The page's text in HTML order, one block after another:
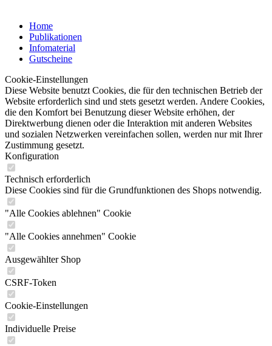
Home
Publikationen
Infomaterial
Gutscheine
Cookie-Einstellungen
Diese Website benutzt Cookies, die für den technischen Betrieb der
Website erforderlich sind und stets gesetzt werden. Andere Cookies,
die den Komfort bei Benutzung dieser Website erhöhen, der
Direktwerbung dienen oder die Interaktion mit anderen Websites
und sozialen Netzwerken vereinfachen sollen, werden nur mit Ihrer
Zustimmung gesetzt.
Konfiguration
Technisch erforderlich
Diese Cookies sind für die Grundfunktionen des Shops notwendig.
"Alle Cookies ablehnen" Cookie
"Alle Cookies annehmen" Cookie
Ausgewählter Shop
CSRF-Token
Cookie-Einstellungen
Individuelle Preise